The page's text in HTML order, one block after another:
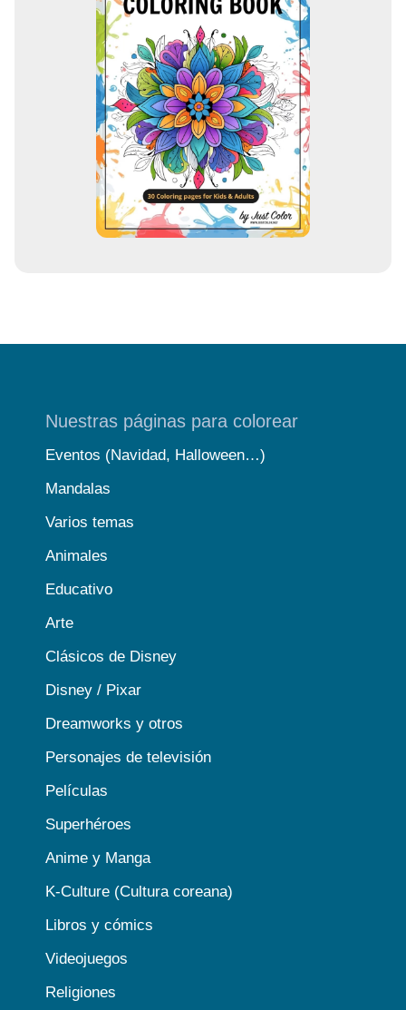
Nuestras páginas para colorear
Eventos (Navidad, Halloween…)
Mandalas
Varios temas
Animales
Educativo
Arte
Clásicos de Disney
Disney / Pixar
Dreamworks y otros
Personajes de televisión
Películas
Superhéroes
Anime y Manga
K-Culture (Cultura coreana)
Libros y cómics
Videojuegos
Religiones